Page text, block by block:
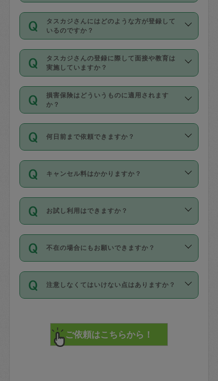
なお、タスカジさんの交通費も、依頼料
金のご請求と合わせてお支払いとなりま
動計算で表示されます。
（例：毎週定期の場合は３回以上のキャ
ンセルが有償（1200円、隔週定期の場合
は２回以上のキャンセルが有償（1200
・ＡＭ ９時～１２時
・ＰＭ １３時～１６時
・夜 １８時～２１時
開始時間を２時間前後変更することが可
能です。依頼送信後、個別にタスカジさ
んにメッセージを送り調整してくださ
い。ただし、２時間を越えての調整はで
時間も被らない場合、損害保険の対象外
掃除、整理収納、洗濯、買い物、料理、
作り置きです。タスカジさんによってで
きる仕事の範囲が異なりますので、依頼
する前にタスカジさんのプロフィールで
確認してください。
基本的に、高所での作業や危険作業、屋
外での作業は対象外です。
タスカジさんにはどのような方が登録して
いるのですか？
主婦として長年の家事経験をお持ちの
方、栄養士・調理師といった資格者で保
育園や学校の給食やレストランで料理関
係の専門職に従事されていた方、日本で
すでにハウスキーパーや英語の先生とし
てお仕事をしているフィリピン出身の
社員など様々なバックグラウンドの方が
登録しています。
日本語も話せる方など様々です。
ールに記載していますので、各自の得意
を依頼してください。
タスカジさんの登録に際して面接や教育は
実施していますか？
応募の際に、各自事務局との面接と説明
を行っています。その後、身分証明書の
写真提出をしていただいています。外国
確認しています。タスカジさんトレーニ
ング動画を使ったセルフトレーニングの
現場トライアルを受け、合格したタスカ
ジさんが活動されています。
※テストセンターの講評は１件目のレビュ
参考
【詳細】タスカジさんの登録に際
損害保険はどういうものに適用されます
か？
依頼者とタスカジさんとの間でタスカジ
を通して成立した作業時間内での作業に
適用されます。作業範囲は、掃除、洗
です。作業中に物を壊したり、人にけが
をさせたりした場合が対象で、補償金額
す。
写真を撮り、
詳細FAQ：
損害賠償保険について教えて
何日前まで依頼できますか？
ご依頼は、現在を起点に3日後（72時間
以降）の日時から受付可能となっていま
す。
タスカジさんへ「募集」をかけることが
可能です。
キャンセル料はかかりますか？
キャンセル料には、以下の2種類がありま
す。
1. 直前キャンセル（定期、スポット契約
共通）
72時間を超える※と、以下のキャンセル
料が発生します。
直前キャンセル料：
72時間前〜24時間前＝依頼料金の50%
お試し利用はできますか？
「お試し利用」というメニューはありま
せんが、「一回のみ」依頼を活用するこ
とによって、気に入ったタスカジさんを
まず、条件の合う気になるタスカジさ
みてください。
その後、一番気に入ったタスカジさんに
不在の場合にもお願いできますか？
不在の場合の作業はタスカジさんの同意
が必要です。数回の依頼ののち、タスカ
ジさんと依頼者の間で十分な信頼関係が
てください。
不在時に部屋に入るためにタスカジさん
注意しなくてはいけない点はありますか？
で、必ず鍵のかかるロッカーや金庫に入
れて依頼者の責任の元管理するよう心掛
けてください。